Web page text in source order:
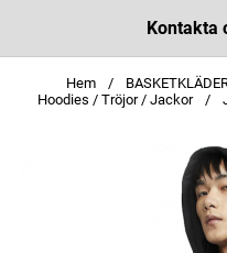
Kontakta
Hem
Hoodies / Tröjor / Jackor